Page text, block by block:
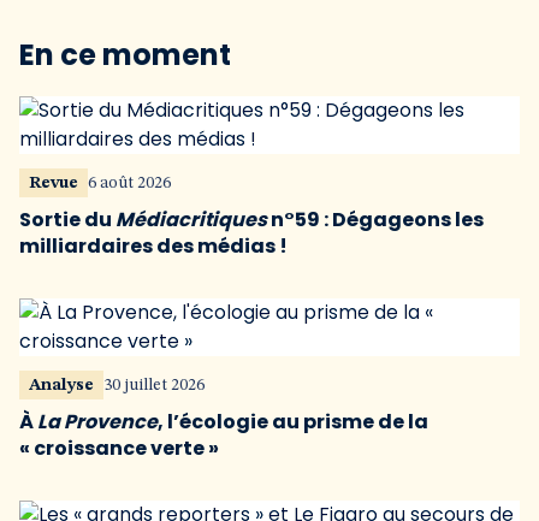
En ce moment
Revue 6 août 2026
Sortie du Médiacritiquesn°59 : Dégageons les
milliardaires des médias !
Analyse 30 juillet 2026
ÀLa Provence, l’écologie au prisme de la
« croissance verte »